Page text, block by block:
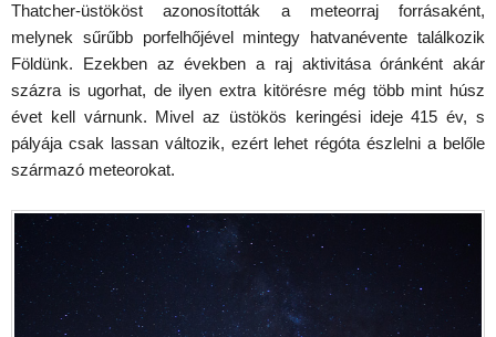
Thatcher-üstököst azonosították a meteorraj forrásaként,
melynek sűrűbb porfelhőjével mintegy hatvanévente találkozik
Földünk. Ezekben az években a raj aktivitása óránként akár
százra is ugorhat, de ilyen extra kitörésre még több mint húsz
évet kell várnunk. Mivel az üstökös keringési ideje 415 év, s
pályája csak lassan változik, ezért lehet régóta észlelni a belőle
származó meteorokat.